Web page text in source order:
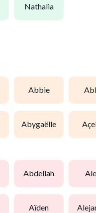
nathalia
abbie
abygaëlle
abdellah
aïden